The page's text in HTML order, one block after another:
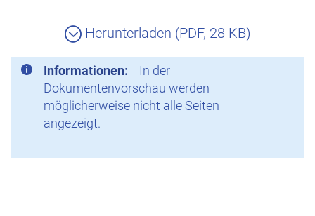
Herunterladen (PDF, 28 KB)
Informationen:
In der
Dokumentenvorschau werden
möglicherweise nicht alle Seiten
angezeigt.